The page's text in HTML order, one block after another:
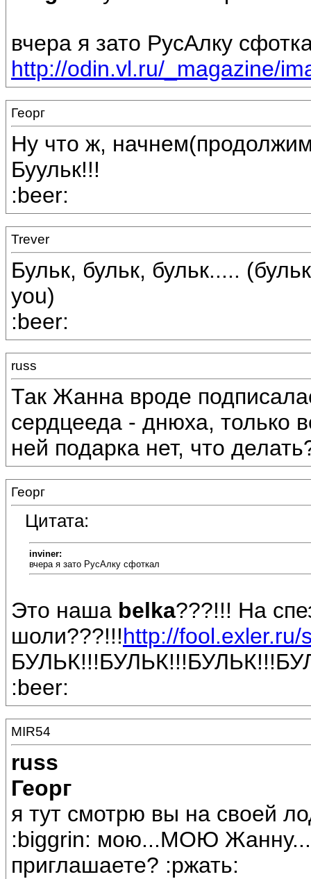
вчера я зато РусАлку
http://odin.vl.ru/_magazine/
Георг
Ну что ж,
Буульк!!!
:beer:
Trever
Бульк, бульк, бульк.....
you)
:beer:
russ
Так Жанна вроде
сердцееда - днюха, только
ней подарка нет, что
Георг
Цитата:
inviner:
вчера я зато РусАлку сфоткал
Это наша belka???!!! На
шоли???!!!http://fool.exler.ru/
:beer:
MIR54
russ
Георг
я тут смотрю вы на своей
:biggrin: мою...МОЮ
приглашаете? :ржать: